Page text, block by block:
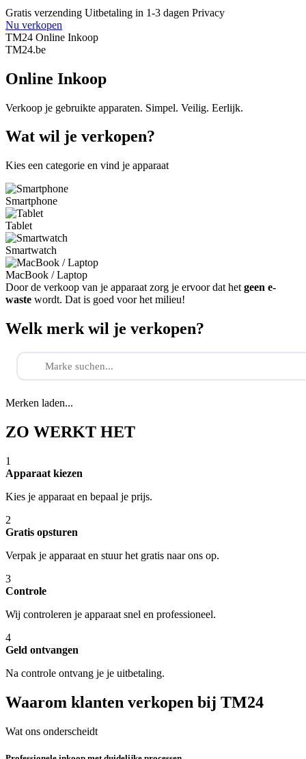
Gratis verzending Uitbetaling in 1-3 dagen Privacy
Nu verkopen
TM24 Online Inkoop
TM24.be
Online Inkoop
Verkoop je gebruikte apparaten. Simpel. Veilig. Eerlijk.
Wat wil je verkopen?
Kies een categorie en vind je apparaat
Smartphone
Tablet
Smartwatch
MacBook / Laptop
Door de verkoop van je apparaat zorg je ervoor dat het geen e-
waste wordt. Dat is goed voor het milieu!
Welk merk wil je verkopen?
Merken laden...
ZO WERKT HET
1
Apparaat kiezen
Kies je apparaat en bepaal je prijs.
2
Gratis opsturen
Verpak je apparaat en stuur het gratis naar ons op.
3
Controle
Wij controleren je apparaat snel en professioneel.
4
Geld ontvangen
Na controle ontvang je je uitbetaling.
Waarom klanten verkopen bij TM24
Wat ons onderscheidt